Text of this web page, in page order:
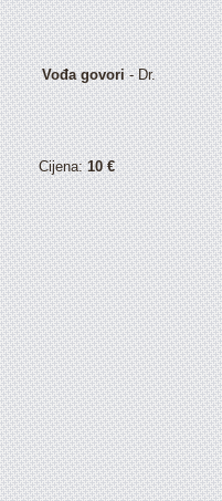
Vođa govori- Dr.
10 €